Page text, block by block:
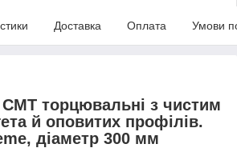
Доставка Оплата Умови
СМТ торцювальні з чистим
й оповитих профілів.
діаметр 300 мм